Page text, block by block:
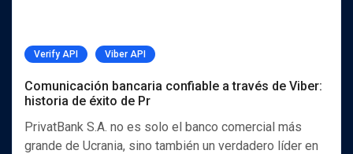
Verify API Viber API
Comunicación bancaria confiable a través de Viber:
historia de éxito de Pr
PrivatBank S.A. no es solo el banco comercial más
grande de Ucrania, sino también un verdadero líder en